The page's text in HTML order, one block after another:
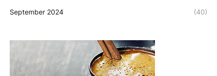
September 2024 (40)